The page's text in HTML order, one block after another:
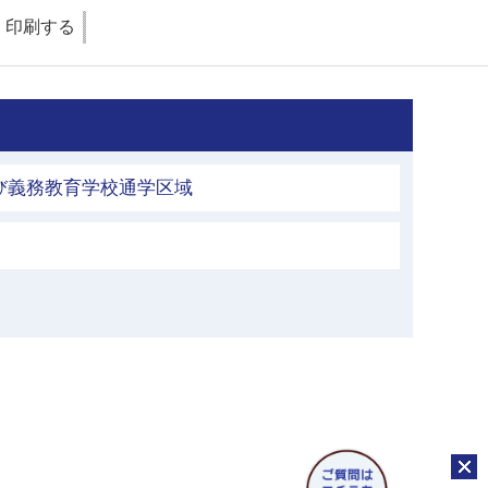
印刷する
務教育学校通学区域
チャ